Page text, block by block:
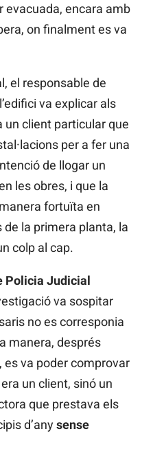
evacuada, encara amb
on finalment es va
el responsable de
va explicar als
un client particular que
per a fer una
de llogar un
les obres, i que la
fortuïta en
la primera planta, la
colp al cap.
Policia Judicial
va sospitar
no es corresponia
manera, després
es va poder comprovar
un client, sinó un
que prestava els
d’any sense